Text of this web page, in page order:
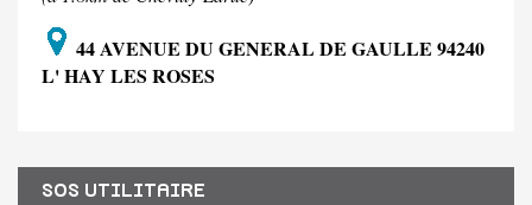
44 AVENUE DU GENERAL DE GAULLE 94240
L' HAY LES ROSES
SOS UTILITAIRE